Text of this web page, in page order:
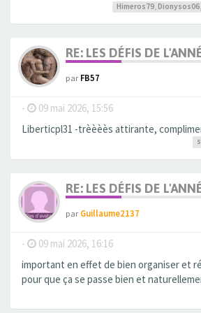
Himeros79, Dionysos06,
RE: LES DÉFIS DE
parFB57
- 09 mai 2026, 15:56
Liberticpl31 -trèèèès attirante,
RE: LES DÉFIS DE
parGuillaume2137
- 09 mai 2026, 16:16
important en effet de bien organiser et
pour que ça se passe bien et